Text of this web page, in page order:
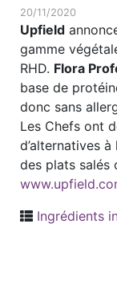
20/11/2020
Upfield
gamme
RHD. Flora
base de
donc sans
Les Chefs ont
d’alternatives
des plats salés
Ingrédients